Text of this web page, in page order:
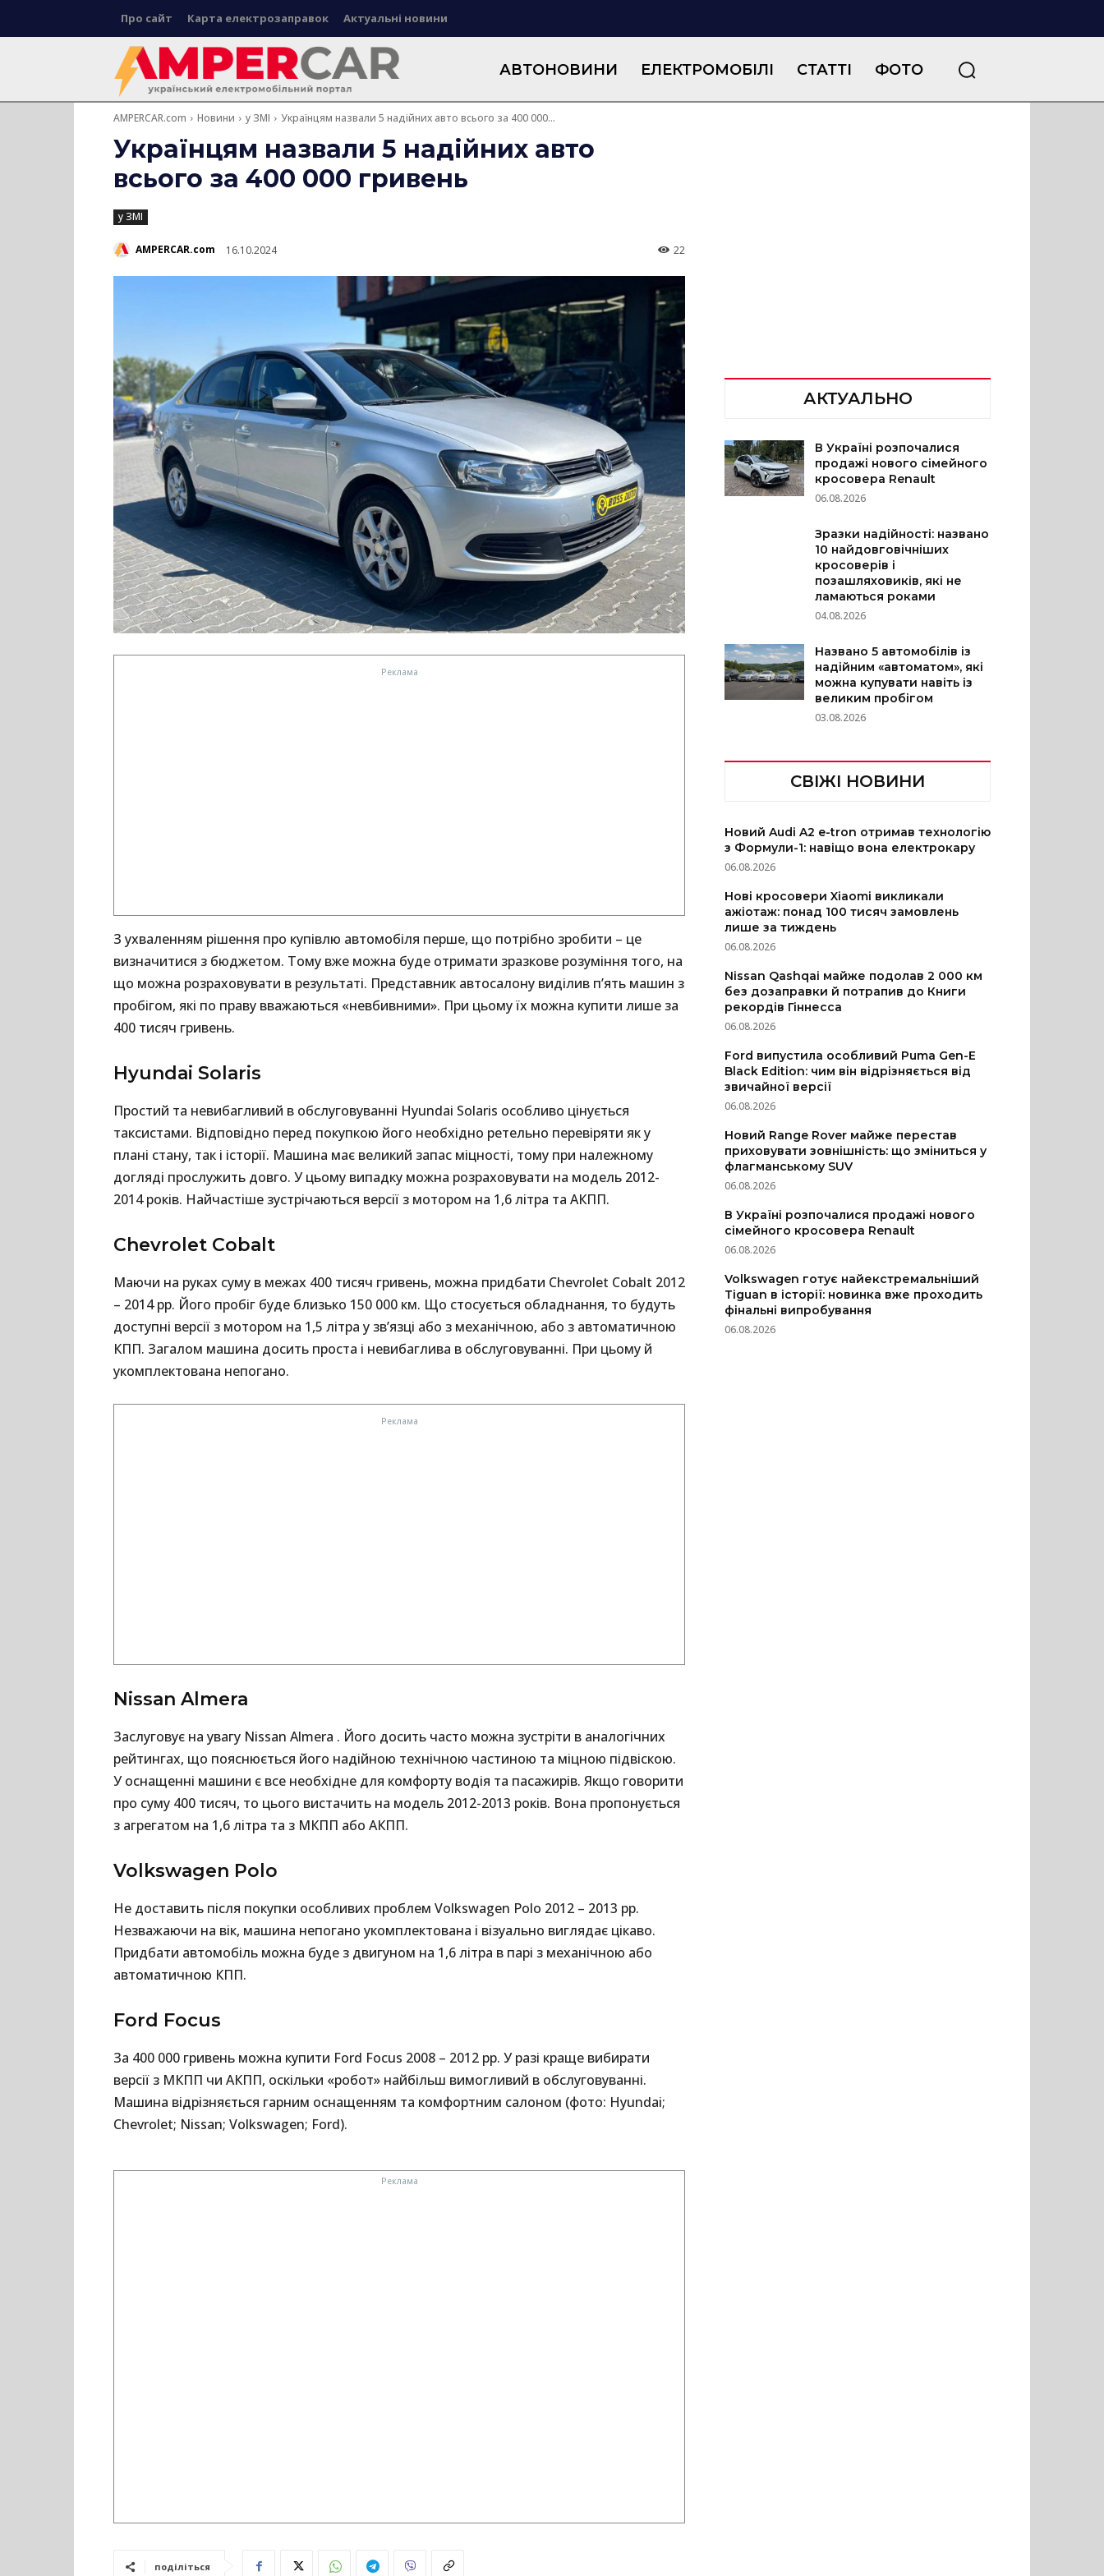
Про сайт Карта електрозаправок Актуальні новини
АВТОНОВИНИ ЕЛЕКТРОМОБІЛІ СТАТТІ ФОТО
AMPERCAR.com Новини у ЗМІ Українцям назвали 5 надійних авто всього за 400 000...
Українцям назвали 5 надійних авто
всього за 400 000 гривень
у ЗМІ
AMPERCAR.com 16.10.2024 22
З ухваленням рішення про купівлю автомобіля перше, що потрібно зробити – це
визначитися з бюджетом. Тому вже можна буде отримати зразкове розуміння того, на
що можна розраховувати в результаті. Представник автосалону виділив п’ять машин з
пробігом, які по праву вважаються «невбивними». При цьому їх можна купити лише за
400 тисяч гривень.
Hyundai Solaris
Простий та невибагливий в обслуговуванні Hyundai Solaris особливо цінується
таксистами. Відповідно перед покупкою його необхідно ретельно перевіряти як у
плані стану, так і історії. Машина має великий запас міцності, тому при належному
догляді прослужить довго. У цьому випадку можна розраховувати на модель 2012-
2014 років. Найчастіше зустрічаються версії з мотором на 1,6 літра та АКПП.
Chevrolet Cobalt
Маючи на руках суму в межах 400 тисяч гривень, можна придбати Chevrolet Cobalt 2012
– 2014 рр. Його пробіг буде близько 150 000 км. Що стосується обладнання, то будуть
доступні версії з мотором на 1,5 літра у зв’язці або з механічною, або з автоматичною
КПП. Загалом машина досить проста і невибаглива в обслуговуванні. При цьому й
укомплектована непогано.
Nissan Almera
Заслуговує на увагу Nissan Almera . Його досить часто можна зустріти в аналогічних
рейтингах, що пояснюється його надійною технічною частиною та міцною підвіскою.
У оснащенні машини є все необхідне для комфорту водія та пасажирів. Якщо говорити
про суму 400 тисяч, то цього вистачить на модель 2012-2013 років. Вона пропонується
з агрегатом на 1,6 літра та з МКПП або АКПП.
Volkswagen Polo
Не доставить після покупки особливих проблем Volkswagen Polo 2012 – 2013 рр.
Незважаючи на вік, машина непогано укомплектована і візуально виглядає цікаво.
Придбати автомобіль можна буде з двигуном на 1,6 літра в парі з механічною або
автоматичною КПП.
Ford Focus
За 400 000 гривень можна купити Ford Focus 2008 – 2012 рр. У разі краще вибирати
версії з МКПП чи АКПП, оскільки «робот» найбільш вимогливий в обслуговуванні.
Машина відрізняється гарним оснащенням та комфортним салоном (фото: Hyundai;
Chevrolet; Nissan; Volkswagen; Ford).
поділіться
АКТУАЛЬНО
В Україні розпочалися
продажі нового сімейного
кросовера Renault
06.08.2026
Зразки надійності: названо
10 найдовговічніших
кросоверів і
позашляховиків, які не
ламаються роками
04.08.2026
Названо 5 автомобілів із
надійним «автоматом», які
можна купувати навіть із
великим пробігом
03.08.2026
СВІЖІ НОВИНИ
Новий Audi A2 e-tron отримав технологію
з Формули-1: навіщо вона електрокару
06.08.2026
Нові кросовери Xiaomi викликали
ажіотаж: понад 100 тисяч замовлень
лише за тиждень
06.08.2026
Nissan Qashqai майже подолав 2 000 км
без дозаправки й потрапив до Книги
рекордів Гіннесса
06.08.2026
Ford випустила особливий Puma Gen-E
Black Edition: чим він відрізняється від
звичайної версії
06.08.2026
Новий Range Rover майже перестав
приховувати зовнішність: що зміниться у
флагманському SUV
06.08.2026
В Україні розпочалися продажі нового
сімейного кросовера Renault
06.08.2026
Volkswagen готує найекстремальніший
Tiguan в історії: новинка вже проходить
фінальні випробування
06.08.2026